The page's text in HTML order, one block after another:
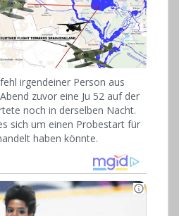
irgendeiner Person aus
zuvor eine Ju 52 auf der
noch in derselben Nacht.
sich um einen Probestart für
haben könnte.